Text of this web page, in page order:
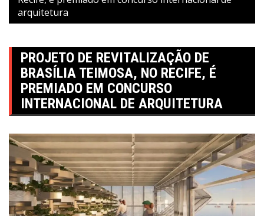
arquitetura
PROJETO DE REVITALIZAÇÃO DE
BRASÍLIA TEIMOSA, NO RECIFE, É
PREMIADO EM CONCURSO
INTERNACIONAL DE ARQUITETURA